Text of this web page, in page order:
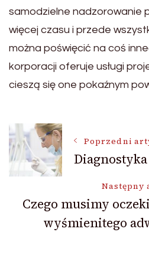
samodzielne nadzorowanie
więcej czasu i przede
można poświęcić na coś
korporacji oferuje usługi
cieszą się one pokaźnym
Nawigacja
wpisu
Poprzedni
Następny
Czego musimy
wyśmienitego